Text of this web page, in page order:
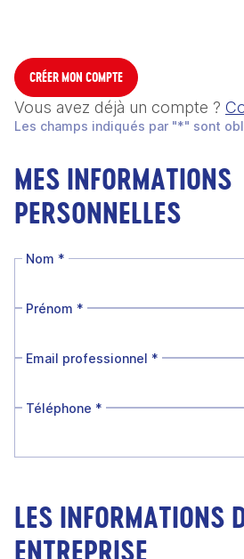
CRÉER MON COMPTE
Vous avez déjà un compte ?
Les champs indiqués par "*" sont
MES INFORMATIONS
PERSONNELLES
Nom *
Prénom *
Email professionnel *
Téléphone *
LES INFORMATIONS
ENTREPRISE